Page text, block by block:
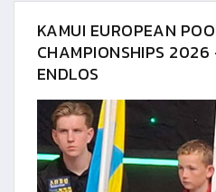
KAMUI EUROPEAN
CHAMPIONSHIPS
ENDLOS